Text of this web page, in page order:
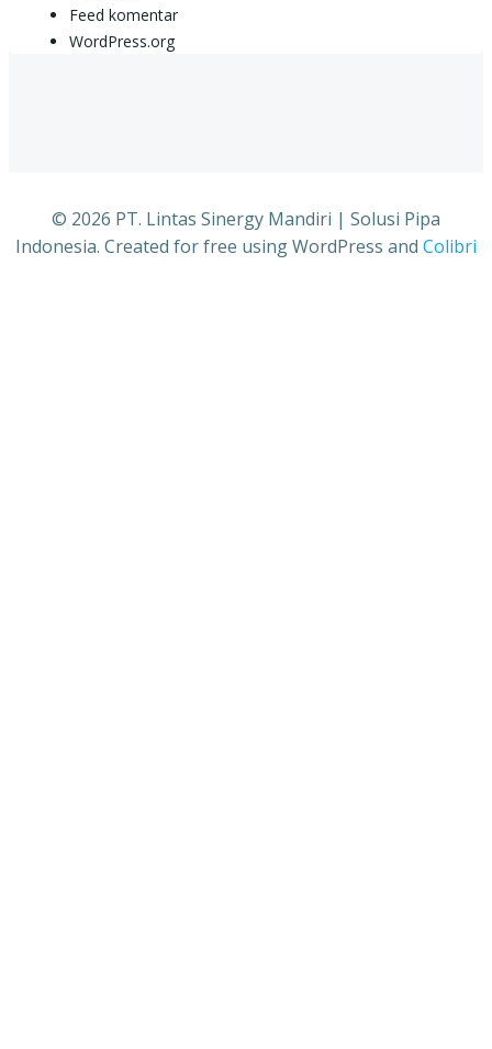
Feed komentar
WordPress.org
© 2026 PT. Lintas Sinergy Mandiri | Solusi Pipa
Indonesia. Created for free using WordPress and Colibri